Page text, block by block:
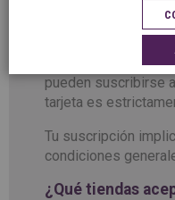
inmediatamente tu
a gozar de las
Todas las
pueden suscribirse
tarjeta es
Tu suscripción
condiciones
¿Qué tiendas